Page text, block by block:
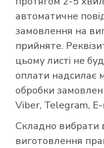
автоматичне
замовлення на
прийняте.
цьому листі не
оплати надсилає
обробки
Viber, Telegram, E-
Складно вибрати
виготовлення